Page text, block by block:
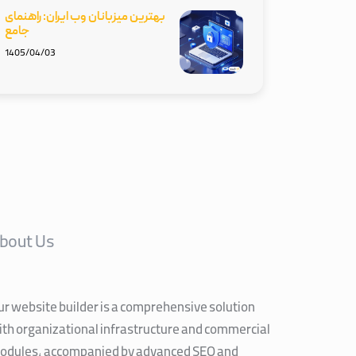
بهترین میزبانان وب ایران: راهنمای
جامع
1405/04/03
Us
website builder is a comprehensive solution
organizational infrastructure and commercial